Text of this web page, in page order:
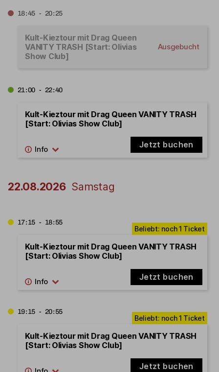
18:45 - 20:25
Kult-Kieztour mit Drag Queen
VANITY TRASH [Start: Olivias
Show Club]
Ausgebucht
21:00 - 22:40
Kult-Kieztour mit Drag Queen VANITY TRASH
[Start: Olivias Show Club]
Jetzt buchen
22.08.2026 Samstag
17:15 - 18:55
Kult-Kieztour mit Drag Queen VANITY TRASH
[Start: Olivias Show Club]
Jetzt buchen
19:15 - 20:55
Kult-Kieztour mit Drag Queen VANITY TRASH
[Start: Olivias Show Club]
Jetzt buchen